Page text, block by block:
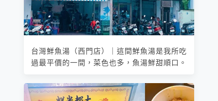
台灣鮮魚湯（西門店）｜這間鮮魚湯是我所吃
過最平價的一間，菜色也多，魚湯鮮甜順口。